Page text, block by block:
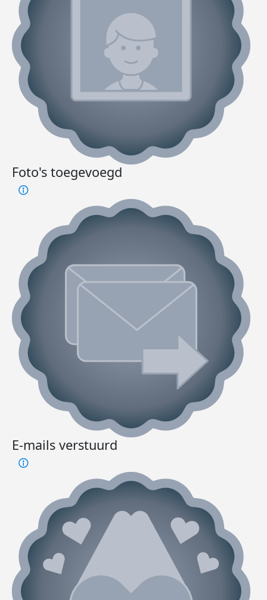
Foto's toegevoegd
E-mails verstuurd